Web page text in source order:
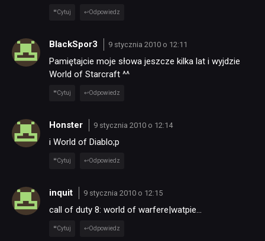
Cytuj Odpowiedz
BlackSpor3 9 stycznia 2010 o 12:11
Pamiętajcie moje słowa jeszcze kilka lat i wyjdzie
World of Starcraft ^^
Cytuj Odpowiedz
Honster 9 stycznia 2010 o 12:14
i World of Diablo;p
Cytuj Odpowiedz
inquit 9 stycznia 2010 o 12:15
call of duty 8: world of warfere|watpie…
Cytuj Odpowiedz